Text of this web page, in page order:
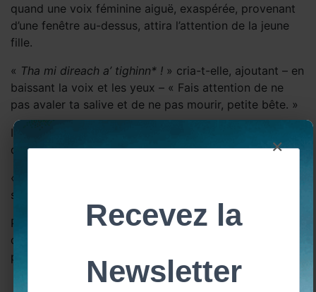
quand une voix féminine aiguë, exaspérée, provenant
d’une fenêtre au-dessus, attira l’attention de la jeune
fille.
« Tha mi direach a’ tighinn* ! » cria-t-elle, ajoutant – en
baissant la voix et les yeux – « Fais attention de ne
pas avaler ta salive et de ne pas mourir, petite bête. »
Il rit à nouveau, et elle le regarda, les yeux en triangles,
d’un bleu profond, toujours plissés d’amusement.
« Fais ça avec un corbeau,
serai vraiment impressionnée. »
Puis elle disparut dans un tourbillon de jupes, les
cheveux détachés virevoltant comme une pluie d’or, à
peine sorti de la forge.
×